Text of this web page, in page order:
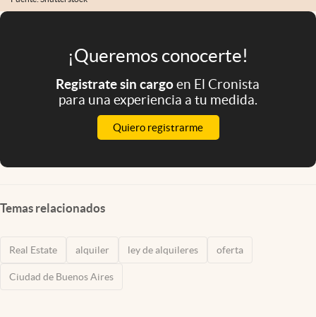
¡Queremos conocerte!
Registrate sin cargoen El Cronista
para una experiencia a tu medida.
Quiero registrarme
Temas relacionados
Real Estate alquiler ley de alquileres oferta
Ciudad de Buenos Aires